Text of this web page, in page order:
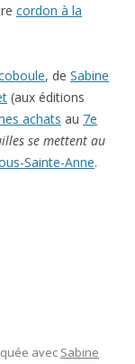
cordon à la
, de Sabine
(aux éditions
achats au 7e
se mettent au
Sainte-Anne.
avec Sabine